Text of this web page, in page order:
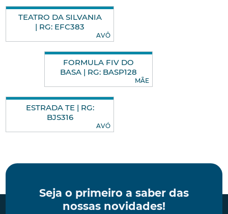
TEATRO DA SILVANIA
| RG: EFC383
AVÔ
FORMULA FIV DO
BASA | RG: BASP128
MÃE
ESTRADA TE | RG:
BJS316
AVÓ
Seja o primeiro a saber das
nossas novidades!